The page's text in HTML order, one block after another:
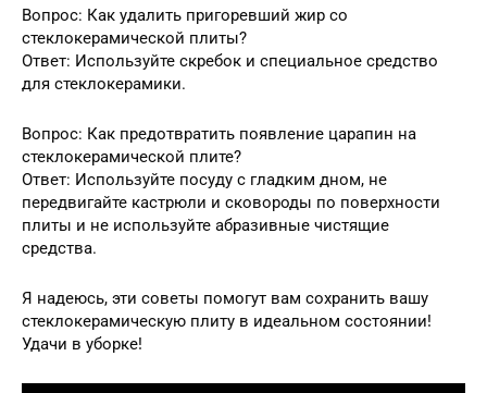
Вопрос: Как удалить пригоревший жир со
стеклокерамической плиты?
Ответ: Используйте скребок и специальное средство
для стеклокерамики.
Вопрос: Как предотвратить появление царапин на
стеклокерамической плите?
Ответ: Используйте посуду с гладким дном, не
передвигайте кастрюли и сковороды по поверхности
плиты и не используйте абразивные чистящие
средства.
Я надеюсь, эти советы помогут вам сохранить вашу
стеклокерамическую плиту в идеальном состоянии!
Удачи в уборке!